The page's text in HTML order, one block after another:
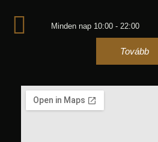
Minden nap 10:00 - 22:00
Tovább